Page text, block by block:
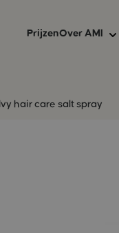
PrijzenOver AMI
Ivy hair care salt spray